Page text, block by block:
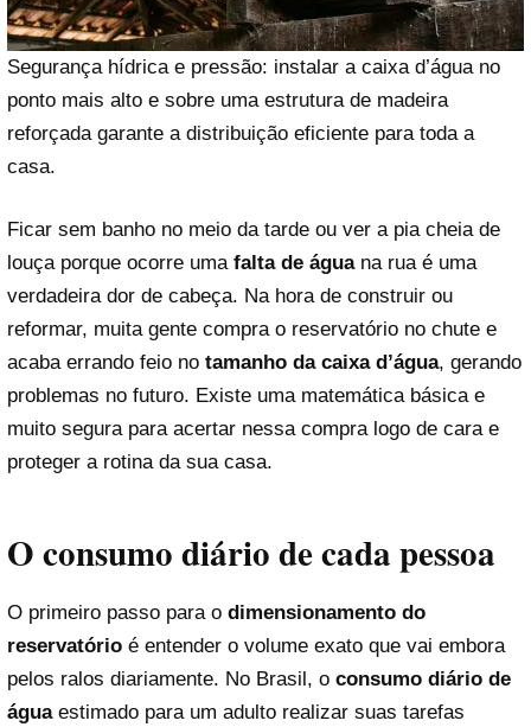
Segurança hídrica e pressão: instalar a caixa d’água no
ponto mais alto e sobre uma estrutura de madeira
reforçada garante a distribuição eficiente para toda a
casa.
Ficar sem banho no meio da tarde ou ver a pia cheia de
louça porque ocorre uma falta de águana rua é uma
verdadeira dor de cabeça. Na hora de construir ou
reformar, muita gente compra o reservatório no chute e
acaba errando feio no tamanho da caixa d’água, gerando
problemas no futuro. Existe uma matemática básica e
muito segura para acertar nessa compra logo de cara e
proteger a rotina da sua casa.
O consumo diário de cada pessoa
O primeiro passo para o dimensionamento do
reservatório é entender o volume exato que vai embora
pelos ralos diariamente. No Brasil, o consumo diário de
águaestimado para um adulto realizar suas tarefas